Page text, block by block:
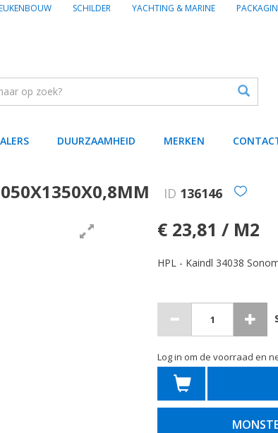
SCHILDER YACHTING & MARINE
DUURZAAMHEID MERKEN
ID 136146
€ 23,81 / M2
HPL - Kaindl 34038
Log in om de voorraad en